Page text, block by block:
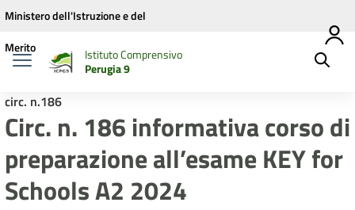
Vai ai contenuti
Vai al menu di navigazione
Vai al footer
Ministero dell'Istruzione e del
Merito
Istituto Comprensivo
Perugia 9
circ. n.186
Circ. n. 186 informativa corso di
preparazione all’esame KEY for
Schools A2 2024